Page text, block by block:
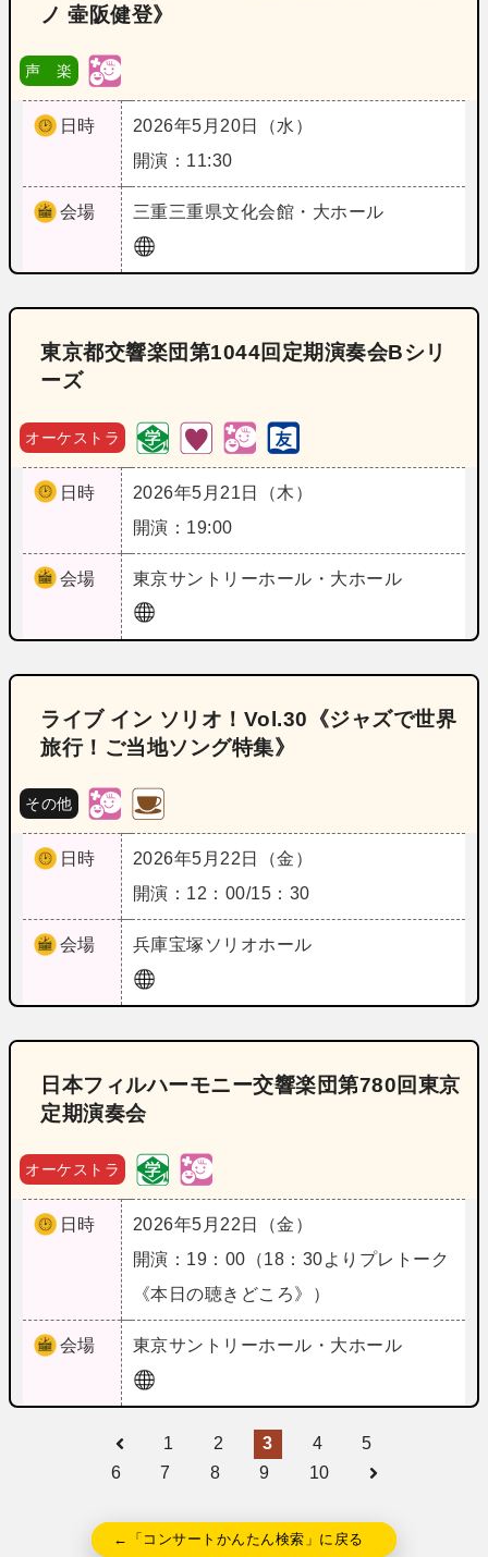
ノ 壷阪健登》
声 楽
日時
2026年5月20日（水）
開演：11:30
会場 三重三重県文化会館・大ホール
東京都交響楽団第1044回定期演奏会Bシリ
ーズ
オーケストラ
日時
2026年5月21日（木）
開演：19:00
会場 東京サントリーホール・大ホール
ライブ イン ソリオ！Vol.30《ジャズで世界
旅行！ご当地ソング特集》
その他
日時
2026年5月22日（金）
開演：12：00/15：30
会場 兵庫宝塚ソリオホール
日本フィルハーモニー交響楽団第780回東京
定期演奏会
オーケストラ
日時
2026年5月22日（金）
開演：19：00（18：30よりプレトーク
《本日の聴きどころ》）
会場 東京サントリーホール・大ホール
1 2 3 4
5
6
7 8 9 10
←「コンサートかんたん検索」に戻る